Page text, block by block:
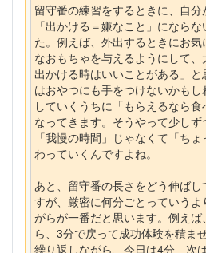
留守番の練習をするときに、自
「出かける＝嫌なこと」になら
た。例えば、外出するときにお
なおもちゃを与えるようにして
出かける時はいいことがある」
はおやつにも手をつけないかも
していくうちに「もらえるなら
なってきます。そうやって少し
「我慢の時間」じゃなくて「ち
わっていくんですよね。
あと、留守番の長さをどう伸ば
すが、厳密に何分ごとっていう
がらが一番だと思います。例え
ら、3分で戻って成功体験を積ま
繰り返しながら、今日は4分、次